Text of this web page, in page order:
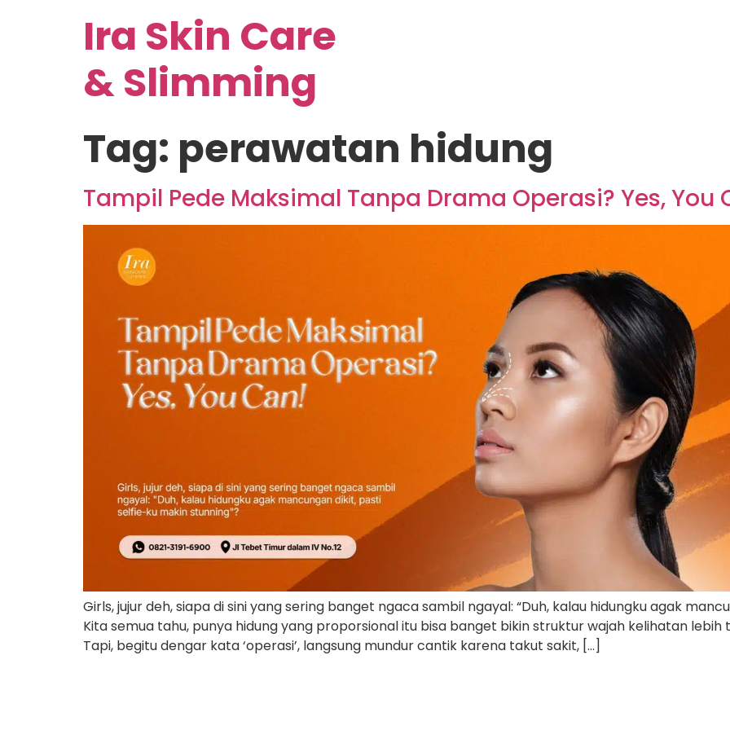
Ira Skin Care
& Slimming
Tag: perawatan hidung
Tampil Pede Maksimal Tanpa Drama Operasi? Yes, You
Girls, jujur deh, siapa di sini yang sering banget ngaca sambil ngayal: “Duh, kalau hidungku agak
Kita semua tahu, punya hidung yang proporsional itu bisa banget bikin struktur wajah kelihatan
Tapi, begitu dengar kata ‘operasi’, langsung mundur cantik karena takut sakit, […]